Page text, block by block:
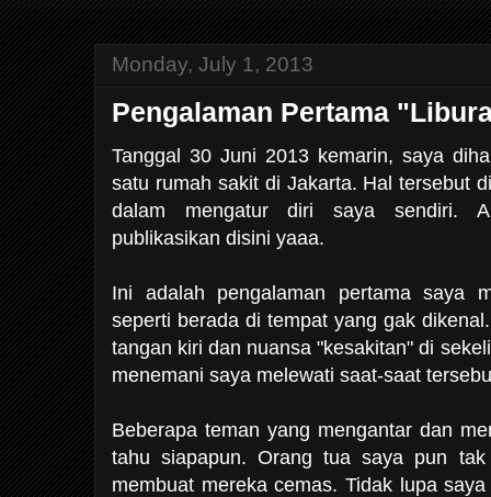
Monday, July 1, 2013
Pengalaman Pertama
Tanggal 30 Juni 2013 kemarin, saya
satu rumah sakit di Jakarta. Hal tersebut
dalam mengatur diri saya sendiri.
publikasikan disini yaaa.
Ini adalah pengalaman pertama saya
seperti berada di tempat yang gak
tangan kiri dan nuansa "kesakitan" di
menemani saya melewati saat-saat
Beberapa teman yang mengantar dan
tahu siapapun. Orang tua saya pun
membuat mereka cemas. Tidak lupa